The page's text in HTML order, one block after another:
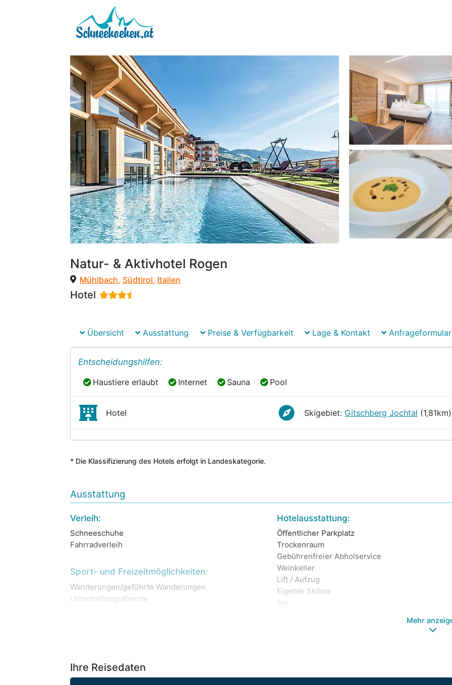
Natur- & Aktivhotel Rogen
Mühlbach, Südtirol, Italien
Hotel
Übersicht Ausstattung Preise & Verfügbarkeit Lage & Kontakt Anfrageformular
Entscheidungshilfen:
Haustiere erlaubt
Haustiere erlaubt Internet
Internet Sauna
Sauna Pool
Pool
Hotel Skigebiet: Gitschberg Jochtal (1,81km)
* Die Klassifizierung des Hotels erfolgt in Landeskategorie.
Ausstattung
Verleih:
Schneeschuhe
Fahrradverleih
Sport- und Freizeitmöglichkeiten:
Wanderungen/geführte Wanderungen
Unterhaltungsabende
Hotelausstattung:
Öffentlicher Parkplatz
Trockenraum
Gebührenfreier Abholservice
Weinkeller
Lift / Aufzug
Eigener Skibus
Bar
Mehr
Ihre Reisedaten